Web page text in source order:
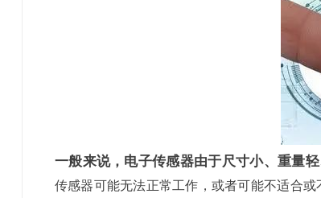
一般来说，电子传感器由于尺寸小、重量
传感器可能无法正常工作，或者可能不适合